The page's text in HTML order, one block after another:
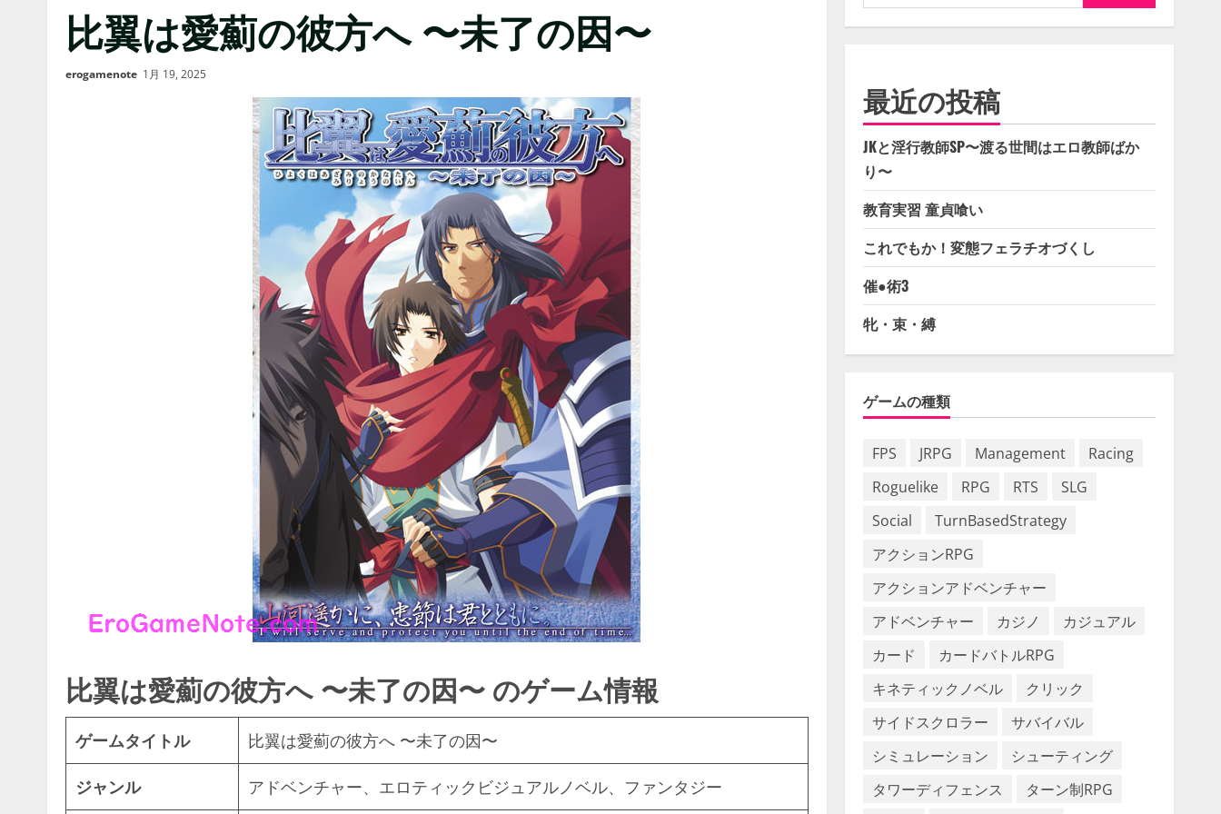
比翼は愛薊の彼方へ 〜未了の因〜
erogamenote 1月 19, 2025
比翼は愛薊の彼方へ 〜未了の因〜 のゲーム情報
ゲームタイトル 比翼は愛薊の彼方へ 〜未了の因〜
ジャンル アドベンチャー、エロティックビジュアルノベル、ファンタジー
索:
最近の投稿
JKと淫行教師SP〜渡る世間はエロ教師ばか
り〜
教育実習 童貞喰い
これでもか！変態フェラチオづくし
催●術3
牝・束・縛
ゲームの種類
FPS JRPG Management
Racing
Roguelike
RPG RTS
SLG
Social
TurnBasedStrategy
アクションRPG
アクションアドベンチャー
アドベンチャー
カジノ
カジュアル
カード
カードバトルRPG
キネティックノベル
クリック
サイドスクロラー
サバイバル
シミュレーション
シューティング
タワーディフェンス
ターン制RPG